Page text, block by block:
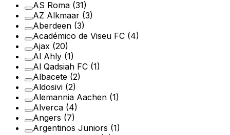
AS Roma (31)
AZ Alkmaar (3)
Aberdeen (3)
Académico de Viseu FC (4)
Ajax (20)
Al Ahly (1)
Al Qadsiah FC (1)
Albacete (2)
Aldosivi (2)
Alemannia Aachen (1)
Alverca (4)
Angers (7)
Argentinos Juniors (1)